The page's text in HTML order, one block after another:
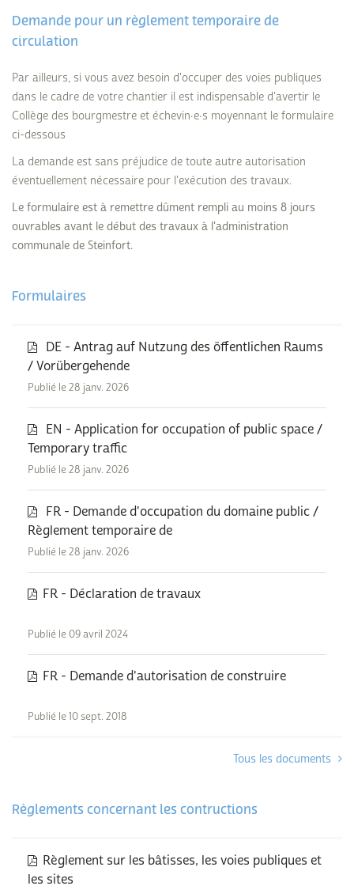
Demande pour un règlement temporaire de
circulation
Par ailleurs, si vous avez besoin d'occuper des voies publiques
dans le cadre de votre chantier il est indispensable d'avertir le
Collège des bourgmestre et échevin·e·s moyennant le formulaire
ci-dessous
La demande est sans préjudice de toute autre autorisation
éventuellement nécessaire pour l'exécution des travaux.
Le formulaire est à remettre dûment rempli au moins 8 jours
ouvrables avant le début des travaux à l'administration
communale de Steinfort.
Formulaires
DE - Antrag auf Nutzung des öffentlichen Raums
/ Vorübergehende
Publié le 28 janv. 2026
EN - Application for occupation of public space /
Temporary traffic
Publié le 28 janv. 2026
FR - Demande d'occupation du domaine public /
Règlement temporaire de
Publié le 28 janv. 2026
FR - Déclaration de travaux
Publié le 09 avril 2024
FR - Demande d'autorisation de construire
Publié le 10 sept. 2018
Tous les documents
Règlements concernant les contructions
Règlement sur les bâtisses, les voies publiques et
les sites